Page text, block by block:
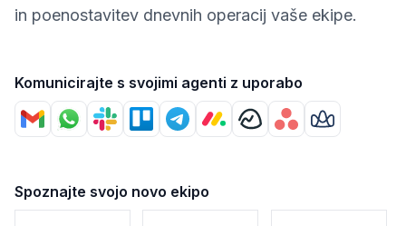
in poenostavitev dnevnih operacij vaše ekipe.
Komunicirajte s svojimi agenti z uporabo
Spoznajte svojo novo ekipo